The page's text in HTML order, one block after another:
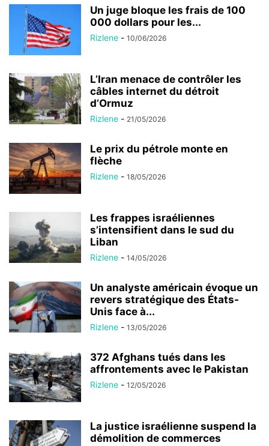
Un juge bloque les frais de 100
000 dollars pour les...
Rizlene - 10/06/2026
L’Iran menace de contrôler les
câbles internet du détroit
d’Ormuz
Rizlene - 21/05/2026
Le prix du pétrole monte en
flèche
Rizlene - 18/05/2026
Les frappes israéliennes
s’intensifient dans le sud du
Liban
Rizlene - 14/05/2026
Un analyste américain évoque un
revers stratégique des États-
Unis face à...
Rizlene - 13/05/2026
372 Afghans tués dans les
affrontements avec le Pakistan
Rizlene - 12/05/2026
La justice israélienne suspend la
démolition de commerces